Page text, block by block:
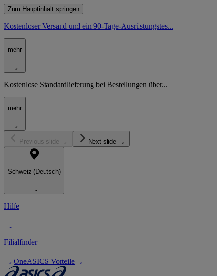
Zum Hauptinhalt springen
Kostenloser Versand und ein 90-Tage-Ausrüstungstes...
mehr
Kostenlose Standardlieferung bei Bestellungen über...
mehr
Previous slide Next slide
Schweiz (Deutsch)
Hilfe
Filialfinder
OneASICS Vorteile